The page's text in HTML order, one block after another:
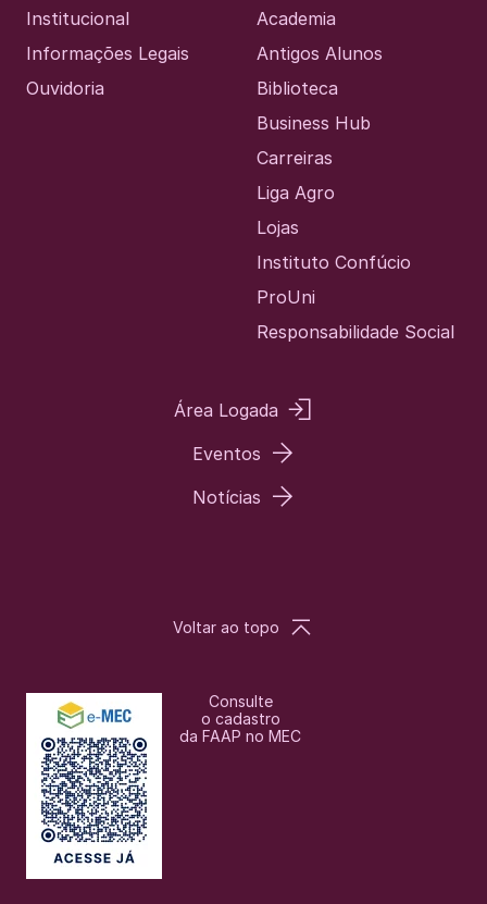
Institucional
Informações Legais
Ouvidoria
Academia
Antigos Alunos
Biblioteca
Business Hub
Carreiras
Liga Agro
Lojas
Instituto Confúcio
ProUni
Responsabilidade Social
Área Logada
Eventos
Notícias
Consulte
o cadastro
da FAAP no MEC
Voltar ao topo